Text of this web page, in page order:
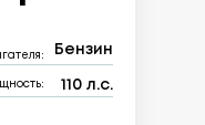
Бензин
110 л.с.